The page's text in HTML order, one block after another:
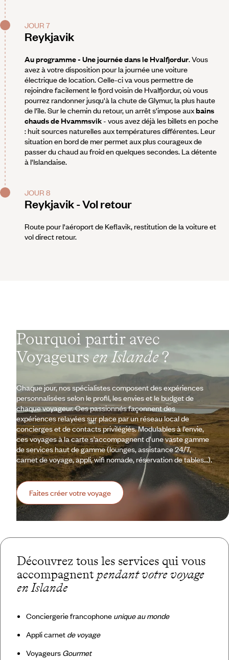
JOUR 7
Reykjavik
Au programme - Une journée dans le Hvalfjordur. Vous
avez à votre disposition pour la journée une voiture
électrique de location. Celle-ci va vous permettre de
rejoindre facilement le fjord voisin de Hvalfjordur, où vous
pourrez randonner jusqu'à la chute de Glymur, la plus haute
de l'île. Sur le chemin du retour, un arrêt s'impose auxbains
chauds de Hvammsvik- vous avez déjà les billets en poche
: huit sources naturelles aux températures différentes. Leur
situation en bord de mer permet aux plus courageux de
passer du chaud au froid en quelques secondes. La détente
à l'Islandaise.
JOUR 8
Reykjavik - Vol retour
Route pour l'aéroport de Keflavik, restitution de la voiture et
vol direct retour.
Pourquoi partir avec
Voyageurs en Islande?
Chaque jour, nos spécialistes composent des expériences
personnalisées selon le profil, les envies et le budget de
chaque voyageur. Ces passionnés façonnent des
expériences relayées sur place par un réseau local de
concierges et de contacts privilégiés. Modulables à l’envie,
ces voyages à la carte s’accompagnent d’une vaste gamme
de services haut de gamme (lounges, assistance 24/7,
carnet de voyage, appli, wifi nomade, réservation de tables…).
Faites créer votre voyage
Découvrez tous les services qui vous
accompagnent pendant votre voyage
en Islande
Conciergerie francophone unique au monde
Appli carnet de voyage
Voyageurs Gourmet